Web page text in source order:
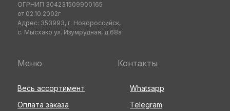
ОГРНИП 304231509900165
от 02.10.2002г
Адрес: 353993, г. Новороссийск,
с. Мысхако ул. Изумрудная, д.68а
Оплата заказа
Меню Контакты
Telegram
Весь ассортимент Whatsapp